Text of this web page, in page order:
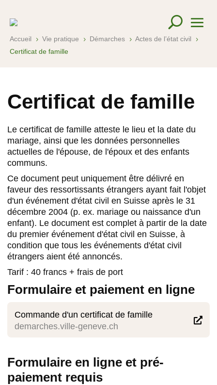
Accueil 5 Vie pratique 5 Démarches 5 Actes de l’état civil 5
Certificat de famille
Certificat de famille
Le certificat de famille atteste le lieu et la date du
mariage, ainsi que les données personnelles
actuelles de l'épouse, de l'époux et des enfants
communs.
Ce document peut uniquement être délivré en
faveur des ressortissants étrangers ayant fait l'objet
d'un événement d'état civil en Suisse après le 31
décembre 2004 (p. ex. mariage ou naissance d'un
enfant). Le document est complet à partir de la date
du premier événement d'état civil en Suisse, à
condition que tous les événements d'état civil
étrangers aient été annoncés.
Tarif : 40 francs + frais de port
Formulaire et paiement en ligne

Commande d'un certificat de famille
demarches.ville-geneve.ch
Formulaire en ligne et pré-
paiement requis